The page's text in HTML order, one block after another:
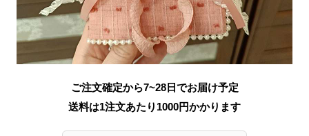
ご注文確定から7~28日でお届け予定
送料は1注文あたり 1000円かかります